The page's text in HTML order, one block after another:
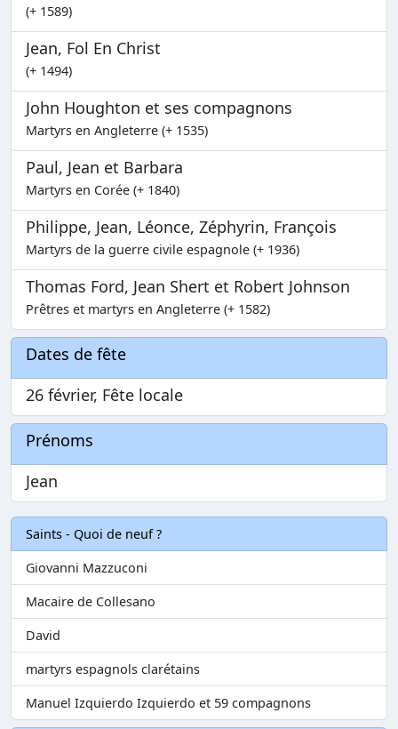
(+ 1589)
Jean, Fol En Christ
(+ 1494)
John Houghton et ses compagnons
Martyrs en Angleterre (+ 1535)
Paul, Jean et Barbara
Martyrs en Corée (+ 1840)
Philippe, Jean, Léonce, Zéphyrin, François
Martyrs de la guerre civile espagnole (+ 1936)
Thomas Ford, Jean Shert et Robert Johnson
Prêtres et martyrs en Angleterre (+ 1582)
Dates de fête
26 février, Fête locale
Prénoms
Jean
Saints - Quoi de neuf ?
Giovanni Mazzuconi
Macaire de Collesano
David
martyrs espagnols clarétains
Manuel Izquierdo Izquierdo et 59 compagnons